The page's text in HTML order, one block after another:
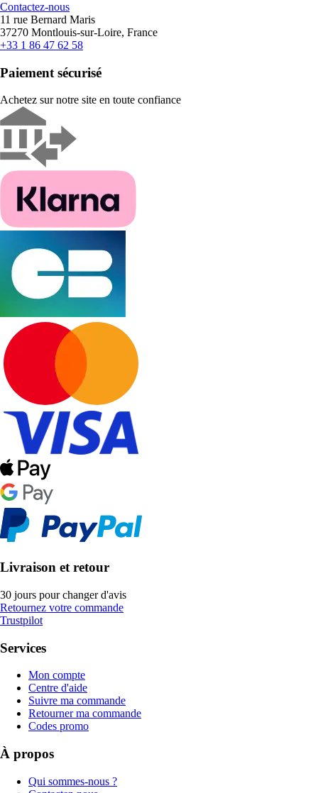
Contactez-nous
11 rue Bernard Maris
37270 Montlouis-sur-Loire, France
+33 1 86 47 62 58
Paiement sécurisé
Achetez sur notre site en toute confiance
Livraison et retour
30 jours pour changer d'avis
Retournez votre commande
Trustpilot
Services
Mon compte
Centre d'aide
Suivre ma commande
Retourner ma commande
Codes promo
À propos
Qui sommes-nous ?